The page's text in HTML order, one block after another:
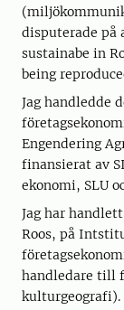
disputerade på
sustainabe in
being
Jag handledde
Engendering
finansierat av
ekonomi, SLU
Jag har
Roos, på
handledare till
kulturgeografi).